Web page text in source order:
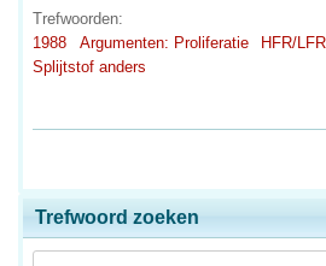
Trefwoorden:
1988
Argumenten: Proliferatie
HFR/
Splijtstof anders
Trefwoord zoeken